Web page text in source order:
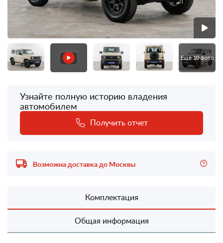
Еще 10 фото
Узнайте полную историю владения
автомобилем
Получить отчет
Возможна доставка до Москвы
Комплектация
Общая информация